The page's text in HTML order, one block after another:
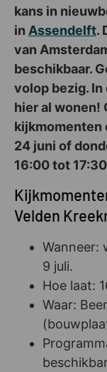
kans in
in Assendelft.
van
beschikbaar.
volop bezig. In
hier al wonen!
kijkmomenten
24 juni of
16:00 tot
Velden
Wanneer:
9 juli.
Hoe laat:
Waar: